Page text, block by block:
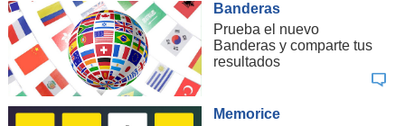
Banderas
Prueba el nuevo
Banderas y comparte tus
resultados
Memorice